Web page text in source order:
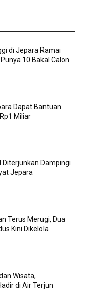
di Jepara Ramai
10 Bakal Calon
Dapat Bantuan
Miliar
Diterjunkan Dampingi
Jepara
Terus Merugi, Dua
Kini Dikelola
Wisata,
di Air Terjun